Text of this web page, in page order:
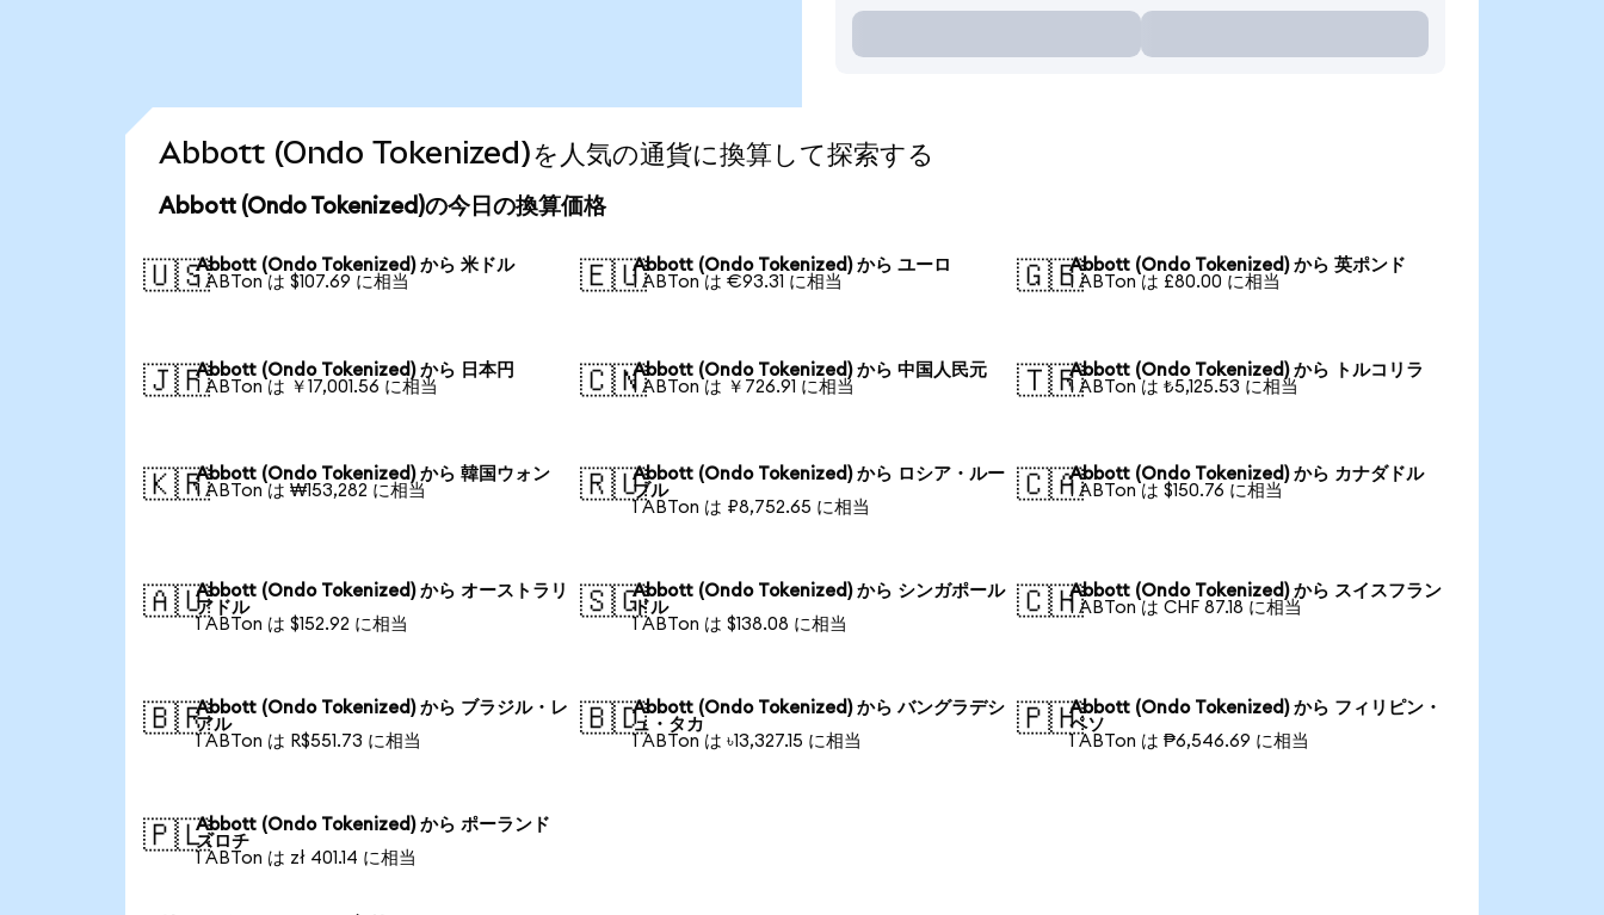
Abbott (Ondo Tokenized)を人気の通貨に換算して探索する
Abbott (Ondo Tokenized)の今日の換算価格
🇺🇸Abbott (Ondo Tokenized) から 米ドル
1 ABTon は $107.69 に相当
🇪🇺Abbott (Ondo Tokenized) から ユーロ
1 ABTon は €93.31 に相当
🇬🇧Abbott (Ondo Tokenized) から 英ポンド
1 ABTon は £80.00 に相当
🇯🇵Abbott (Ondo Tokenized) から 日本円
1 ABTon は ￥17,001.56 に相当
🇨🇳Abbott (Ondo Tokenized) から 中国人民元
1 ABTon は ￥726.91 に相当
🇹🇷Abbott (Ondo Tokenized) から トルコリラ
1 ABTon は ₺5,125.53 に相当
🇰🇷Abbott (Ondo Tokenized) から 韓国ウォン
1 ABTon は ₩153,282 に相当
🇷🇺Abbott (Ondo Tokenized) から ロシア・ルー
ブル
1 ABTon は ₽8,752.65 に相当
🇨🇦Abbott (Ondo Tokenized) から カナダドル
1 ABTon は $150.76 に相当
🇦🇺Abbott (Ondo Tokenized) から オーストラリ
アドル
1 ABTon は $152.92 に相当
🇸🇬Abbott (Ondo Tokenized) から シンガポール
ドル
1 ABTon は $138.08 に相当
🇨🇭Abbott (Ondo Tokenized) から スイスフラン
1 ABTon は CHF 87.18 に相当
🇧🇷Abbott (Ondo Tokenized) から ブラジル・レ
アル
1 ABTon は R$551.73 に相当
🇧🇩Abbott (Ondo Tokenized) から バングラデシ
ュ・タカ
1 ABTon は ৳13,327.15 に相当
🇵🇭Abbott (Ondo Tokenized) から フィリピン・
ペソ
1 ABTon は ₱6,546.69 に相当
🇵🇱Abbott (Ondo Tokenized) から ポーランド
ズロチ
1 ABTon は zł 401.14 に相当